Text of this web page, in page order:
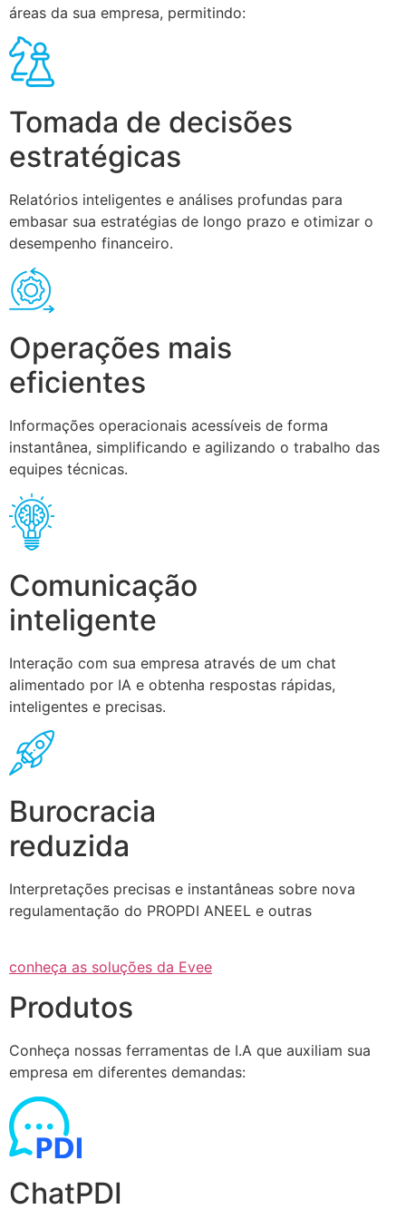
áreas da sua empresa, permitindo:
Tomada de decisões
estratégicas
Relatórios inteligentes e análises profundas para
embasar sua estratégias de longo prazo e otimizar o
desempenho financeiro.
Operações mais
eficientes
Informações operacionais acessíveis de forma
instantânea, simplificando e agilizando o trabalho das
equipes técnicas.
Comunicação
inteligente
Interação com sua empresa através de um chat
alimentado por IA e obtenha respostas rápidas,
inteligentes e precisas.
Burocracia
reduzida
Interpretações precisas e instantâneas sobre nova
regulamentação do PROPDI ANEEL e outras
conheça as soluções da Evee
Produtos
Conheça nossas ferramentas de I.A que auxiliam sua
empresa em diferentes demandas:
ChatPDI